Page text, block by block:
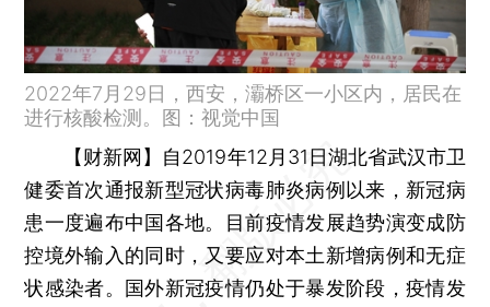
2022年7月29日，西安，灞桥区一小区内，居民在
进行核酸检测。图：视觉中国
【财新网】 自2019年12月31日湖北省武汉市卫
健委首次通报新型冠状病毒肺炎病例以来，新冠病
患一度遍布中国各地。目前疫情发展趋势演变成防
控境外输入的同时，又要应对本土新增病例和无症
状感染者。国外新冠疫情仍处于暴发阶段，疫情发